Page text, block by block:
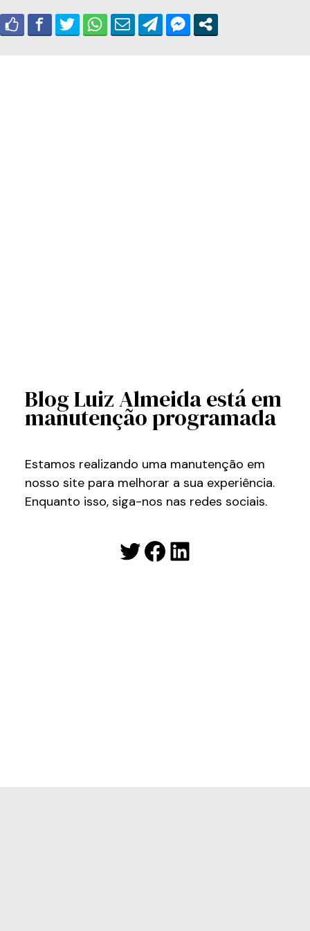
Blog Luiz Almeida está em
manutenção programada
Estamos realizando uma manutenção em
nosso site para melhorar a sua experiência.
Enquanto isso, siga-nos nas redes sociais.
Twitter
Facebook
LinkedIn